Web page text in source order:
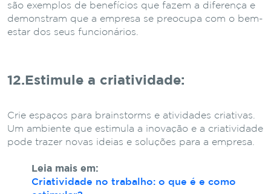
são exemplos de benefícios que fazem a diferença e
demonstram que a empresa se preocupa com o bem-
estar dos seus funcionários.
12.Estimule a criatividade:
Crie espaços para brainstorms e atividades criativas.
Um ambiente que estimula a inovação e a criatividade
pode trazer novas ideias e soluções para a empresa.
Leia mais em:
Criatividade no trabalho: o que é e como